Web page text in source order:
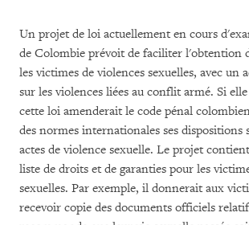
Un projet de loi actuellement en cours
de Colombie prévoit de faciliter l'obtention
les victimes de violences sexuelles, avec un
sur les violences liées au conflit armé. Si
cette loi amenderait le code pénal
des normes internationales ses dispositions
actes de violence sexuelle. Le projet
liste de droits et de garanties pour les
sexuelles. Par exemple, il donnerait aux
recevoir copie des documents officiels